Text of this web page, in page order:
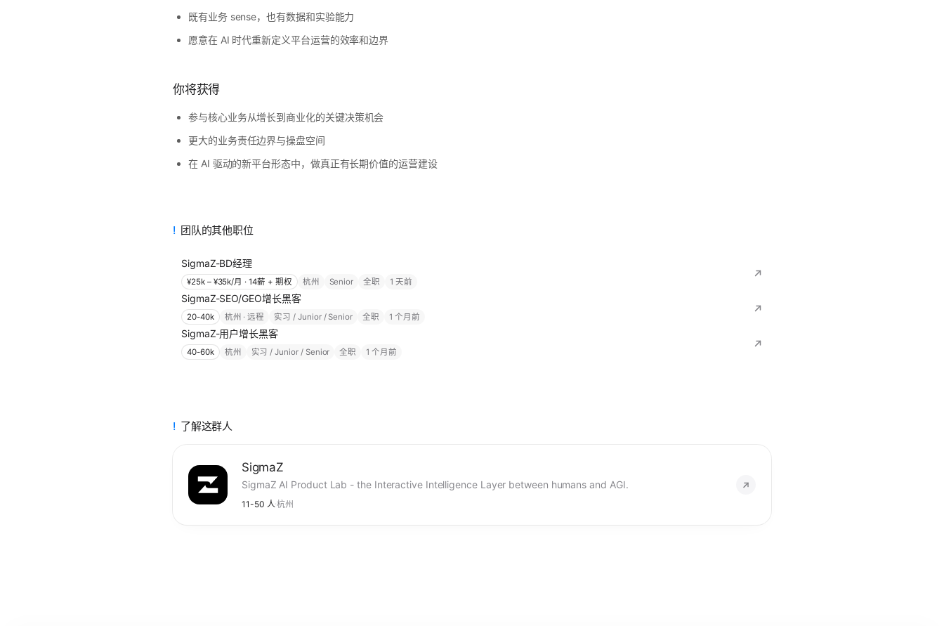
既有业务 sense，也有数据和实验能力
愿意在 AI 时代重新定义平台运营的效率和边界
你将获得
参与核心业务从增长到商业化的关键决策机会
更大的业务责任边界与操盘空间
在 AI 驱动的新平台形态中，做真正有长期价值的运营建设
团队的其他职位
SigmaZ-BD经理
¥25k – ¥35k/月 · 14薪 + 期权 杭州 Senior 全职 1 天前
SigmaZ-SEO/GEO增长黑客
20-40k 杭州 · 远程 实习 / Junior / Senior 全职 1 个月前
SigmaZ-用户增长黑客
40-60k 杭州 实习 / Junior / Senior 全职 1 个月前
了解这群人
SigmaZ
SigmaZ AI Product Lab - the Interactive Intelligence Layer between humans and AGI.
11-50 人·杭州